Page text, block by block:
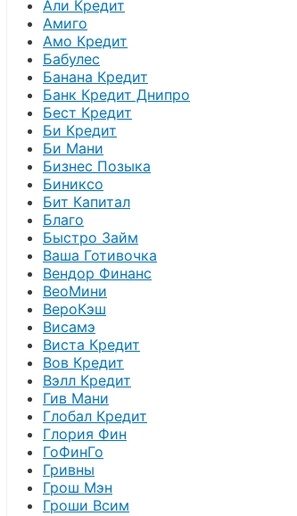
Али Кредит
Амиго
Амо Кредит
Бабулес
Банана Кредит
Банк Кредит Днипро
Бест Кредит
Би Кредит
Би Мани
Бизнес Позыка
Биниксо
Бит Капитал
Благо
Быстро Займ
Ваша Готивочка
Вендор Финанс
ВеоМини
ВероКэш
Висамэ
Виста Кредит
Вов Кредит
Вэлл Кредит
Гив Мани
Глобал Кредит
Глория Фин
ГоФинГо
Гривны
Грош Мэн
Гроши Всим